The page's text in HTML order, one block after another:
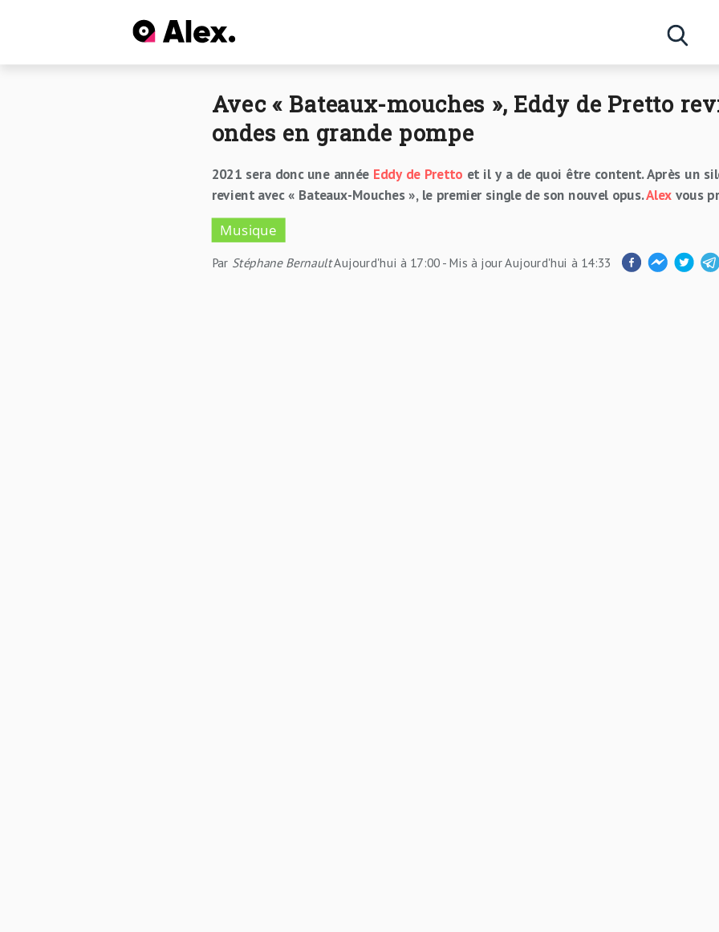
Artistes
Avec « Bateaux-mouches », Eddy de Pretto
ondes en grande pompe
2021 sera donc une année Eddy de Pretto et il y a de quoi être content. Après un
revient avec « Bateaux-Mouches », le premier single de son nouvel opus.Alexvous
Musique
Par Stéphane BernaultAujourd'hui à 17:00- Mis à jourAujourd'hui à 14:33